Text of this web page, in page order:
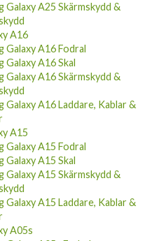
A16
Galaxy A16 Fodral
Galaxy A16 Skal
Galaxy A16 Skärmskydd &
Galaxy A16 Laddare, Kablar &
A15
Galaxy A15 Fodral
Galaxy A15 Skal
Galaxy A15 Skärmskydd &
Galaxy A15 Laddare, Kablar &
A05s
Galaxy A05s Fodral